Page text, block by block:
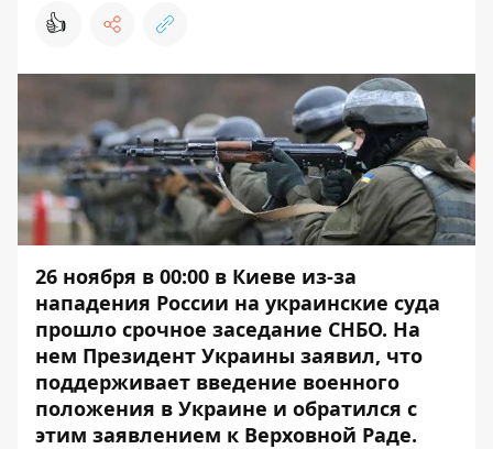
👍
26 ноября в 00:00 в Киеве из-за
нападения России на украинские суда
прошло срочное заседание СНБО. На
нем Президент Украины заявил, что
поддерживает введение военного
положения в Украине и обратился с
этим заявлением к Верховной Раде.